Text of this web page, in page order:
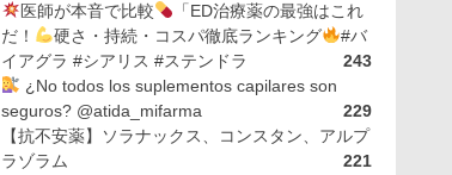
医師が本音で比較
「ED治療薬の最強はこれ
だ！
硬さ・持続・コスパ徹底ランキング
#バ
イアグラ #シアリス #ステンドラ
243
¿No todos los suplementos capilares son
seguros? @atida_mifarma
229
【抗不安薬】ソラナックス、コンスタン、アルプ
ラゾラム
221